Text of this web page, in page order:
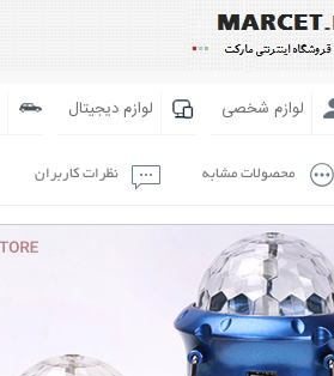
لوازم شخصی لوازم دیجیتال
محصولات مشابه نظرات کاربران